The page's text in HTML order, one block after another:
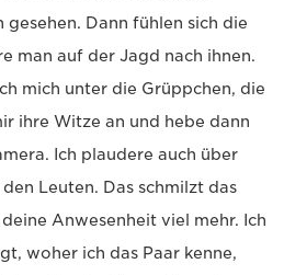
Dann fühlen sich die
man auf der Jagd nach ihnen.
mich unter die Grüppchen, die
ihre Witze an und hebe dann
Ich plaudere auch über
Leuten. Das schmilzt das
Anwesenheit viel mehr. Ich
woher ich das Paar kenne,